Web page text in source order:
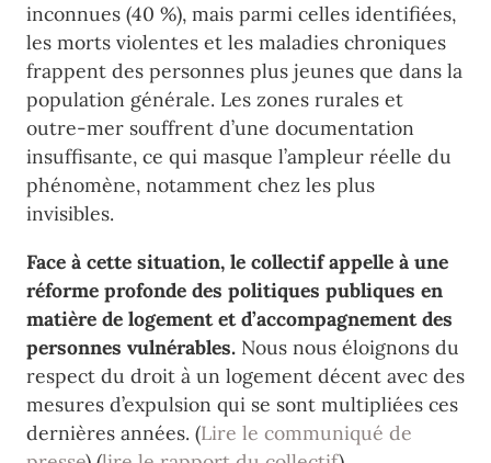
inconnues (40 %), mais parmi celles identifiées,
les morts violentes et les maladies chroniques
frappent des personnes plus jeunes que dans la
population générale. Les zones rurales et
outre-mer souffrent d’une documentation
insuffisante, ce qui masque l’ampleur réelle du
phénomène, notamment chez les plus
invisibles.
Face à cette situation, le collectif appelle à une
réforme profonde des politiques publiques en
matière de logement et d’accompagnement des
personnes vulnérables. Nous nous éloignons du
respect du droit à un logement décent avec des
mesures d’expulsion qui se sont multipliées ces
dernières années. (Lire le communiqué de